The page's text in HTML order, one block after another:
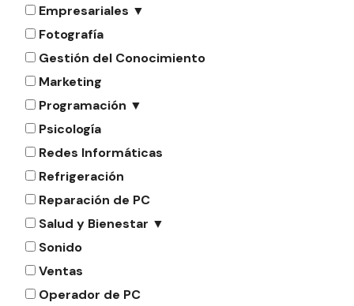
Empresariales ▼
Fotografía
Gestión del Conocimiento
Marketing
Programación ▼
Psicología
Redes Informáticas
Refrigeración
Reparación de PC
Salud y Bienestar ▼
Sonido
Ventas
Operador de PC